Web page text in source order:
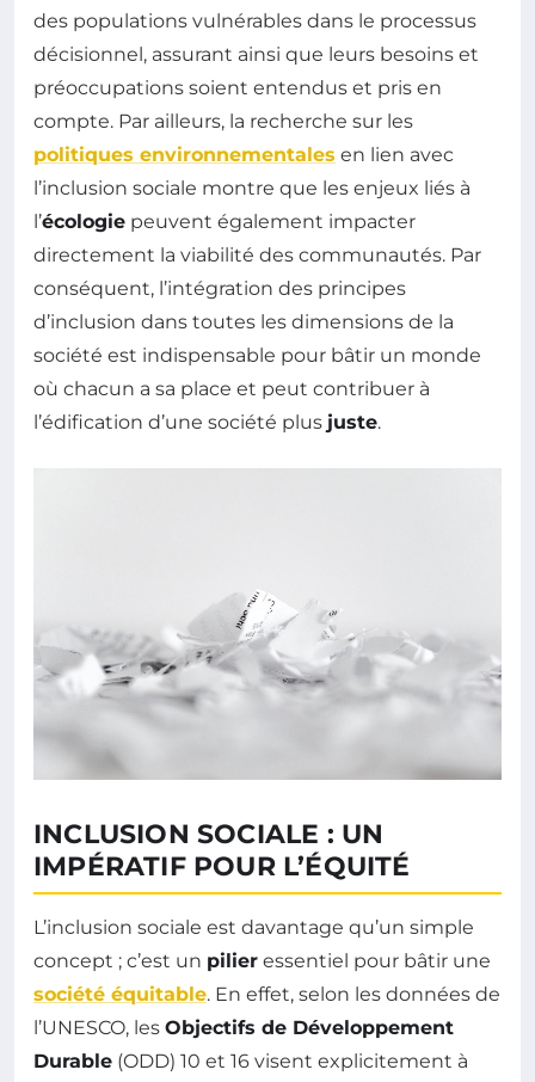
des populations vulnérables dans le processus
décisionnel, assurant ainsi que leurs besoins et
préoccupations soient entendus et pris en
compte. Par ailleurs, la recherche sur les
politiques environnementales en lien avec
l’inclusion sociale montre que les enjeux liés à
l’écologie peuvent également impacter
directement la viabilité des communautés. Par
conséquent, l’intégration des principes
d’inclusion dans toutes les dimensions de la
société est indispensable pour bâtir un monde
où chacun a sa place et peut contribuer à
l’édification d’une société plus juste.
INCLUSION SOCIALE : UN
IMPÉRATIF POUR L’ÉQUITÉ
L’inclusion sociale est davantage qu’un simple
concept ; c’est un pilier essentiel pour bâtir une
société équitable. En effet, selon les données de
l’UNESCO, les Objectifs de Développement
Durable (ODD) 10 et 16 visent explicitement à